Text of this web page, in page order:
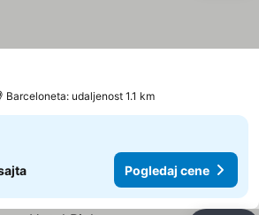
Barceloneta: udaljenost 1.1 km
Pogledaj cene